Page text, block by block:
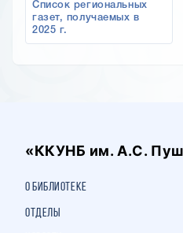
Список региональных
газет, получаемых в
2025 г.
«ККУНБ им. А.С.
О библиотеке
Отделы